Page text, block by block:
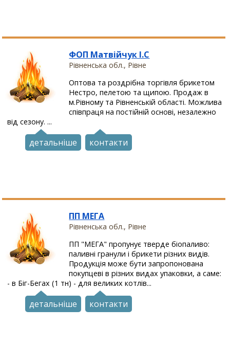
ФОП Матвійчук І.С
Рівненська обл., Рівне
Оптова та роздрібна торгівля брикетом
Нестро, пелетою та щипою. Продаж в
м.Рівному та Рівненській області. Можлива
співпраця на постійній основі, незалежно
від сезону. ...
детальніше контакти
ПП МЕГА
Рівненська обл., Рівне
ПП "МЕГА" пропунує тверде біопаливо:
паливні гранули і брикети різних видів.
Продукція може бути запропонована
покупцеві в різних видах упаковки, а саме:
- в Біг-Бегах (1 тн) - для великих котлів...
детальніше контакти